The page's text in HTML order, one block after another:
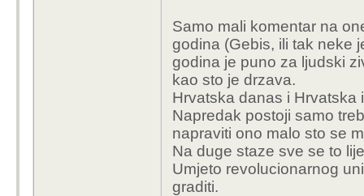
Samo mali komentar na
godina (Gebis, ili tak neke
godina je puno za ljudski
kao sto je drzava.
Hrvatska danas i
Napredak postoji samo
napraviti ono malo sto se
Na duge staze sve se to
Umjeto revolucionarnog
graditi.